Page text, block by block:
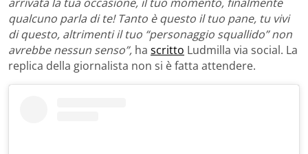
qualcuno parla di te! Tanto è questo il tuo pane, tu vivi
di questo, altrimenti il tuo “personaggio squallido” non
avrebbe nessun senso”, ha scritto Ludmilla via social. La
replica della giornalista non si è fatta attendere.